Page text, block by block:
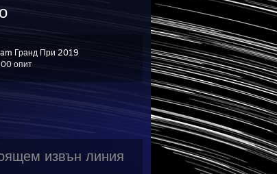
Гранд При 2019
опит
извън линия